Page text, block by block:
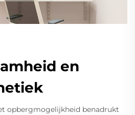
en
opbergmogelijkheid benadrukt